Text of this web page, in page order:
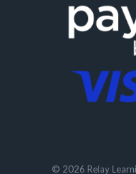
© 2026 Relay